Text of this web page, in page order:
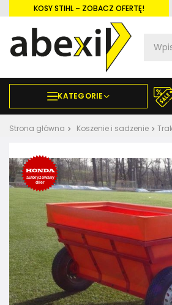
KOSY STIHL – ZOBACZ OFERTĘ!
KATEGORIE
Strona główna Koszenie i sadzenie